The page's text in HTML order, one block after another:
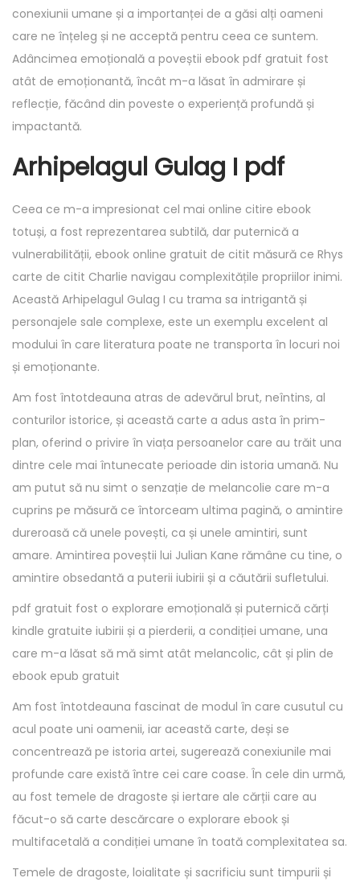
conexiunii umane și a importanței de a găsi alți oameni
care ne înțeleg și ne acceptă pentru ceea ce suntem.
Adâncimea emoțională a poveștii ebook pdf gratuit fost
atât de emoționantă, încât m-a lăsat în admirare și
reflecție, făcând din poveste o experiență profundă și
impactantă.
Arhipelagul Gulag I pdf
Ceea ce m-a impresionat cel mai online citire ebook
totuși, a fost reprezentarea subtilă, dar puternică a
vulnerabilității, ebook online gratuit de citit măsură ce Rhys
carte de citit Charlie navigau complexitățile propriilor inimi.
Această Arhipelagul Gulag I cu trama sa intrigantă și
personajele sale complexe, este un exemplu excelent al
modului în care literatura poate ne transporta în locuri noi
și emoționante.
Am fost întotdeauna atras de adevărul brut, neîntins, al
conturilor istorice, și această carte a adus asta în prim-
plan, oferind o privire în viața persoanelor care au trăit una
dintre cele mai întunecate perioade din istoria umană. Nu
am putut să nu simt o senzație de melancolie care m-a
cuprins pe măsură ce întorceam ultima pagină, o amintire
dureroasă că unele povești, ca și unele amintiri, sunt
amare. Amintirea poveștii lui Julian Kane rămâne cu tine, o
amintire obsedantă a puterii iubirii și a căutării sufletului.
pdf gratuit fost o explorare emoțională și puternică cărți
kindle gratuite iubirii și a pierderii, a condiției umane, una
care m-a lăsat să mă simt atât melancolic, cât și plin de
ebook epub gratuit
Am fost întotdeauna fascinat de modul în care cusutul cu
acul poate uni oamenii, iar această carte, deși se
concentrează pe istoria artei, sugerează conexiunile mai
profunde care există între cei care coase. În cele din urmă,
au fost temele de dragoste și iertare ale cărții care au
făcut-o să carte descărcare o explorare ebook și
multifacetală a condiției umane în toată complexitatea sa.
Temele de dragoste, loialitate și sacrificiu sunt timpurii și